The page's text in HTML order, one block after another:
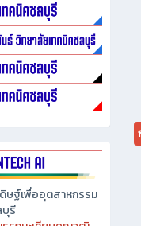
งงานจังหวัดชลบุรี